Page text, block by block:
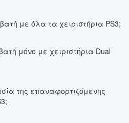
με όλα τα χειριστήρια PS3;
μόνο με χειριστήρια Dual
της επαναφορτιζόμενης